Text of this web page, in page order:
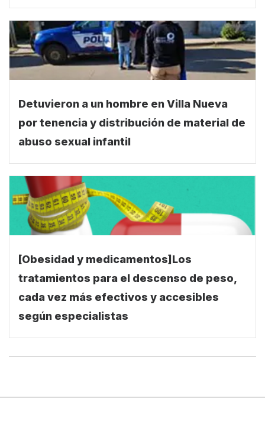
Detuvieron a un hombre en Villa Nueva
por tenencia y distribución de material de
abuso sexual infantil
[Obesidad y medicamentos]Los
tratamientos para el descenso de peso,
cada vez más efectivos y accesibles
según especialistas